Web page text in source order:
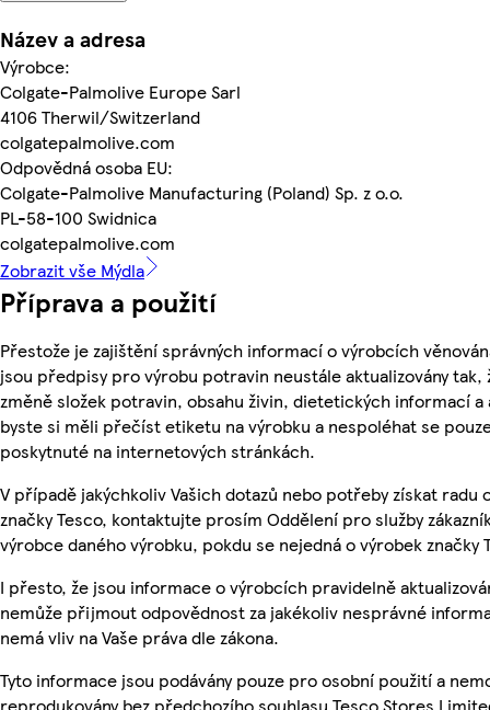
Název a adresa
Výrobce:
Colgate-Palmolive Europe Sarl
4106 Therwil/Switzerland
colgatepalmolive.com
Odpovědná osoba EU:
Colgate-Palmolive Manufacturing (Poland) Sp. z o.o.
PL-58-100 Swidnica
colgatepalmolive.com
Zobrazit vše Mýdla
Příprava a použití
Přestože je zajištění správných informací o výrobcích
jsou předpisy pro výrobu potravin neustále aktualizovány tak,
změně složek potravin, obsahu živin, dietetických informací a
byste si měli přečíst etiketu na výrobku a nespoléhat se
poskytnuté na internetových stránkách.
V případě jakýchkoliv Vašich dotazů nebo potřeby získat radu
značky Tesco, kontaktujte prosím Oddělení pro služby
výrobce daného výrobku, pokdu se nejedná o výrobek značky
I přesto, že jsou informace o výrobcích pravidelně
nemůže přijmout odpovědnost za jakékoliv nesprávné
nemá vliv na Vaše práva dle zákona.
Tyto informace jsou podávány pouze pro osobní použití a